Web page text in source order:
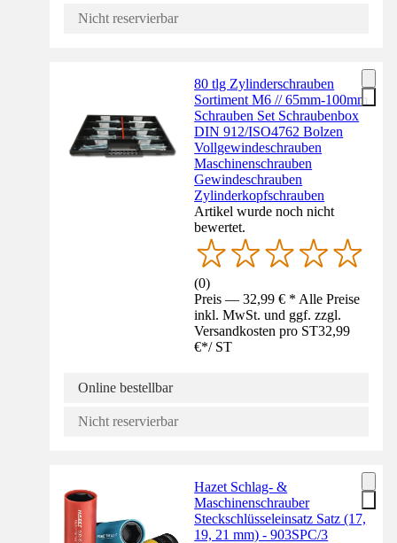
Nicht reservierbar
80 tlg Zylinderschrauben
Sortiment M6 // 65mm-100mm
Schrauben Set Schraubenbox
DIN 912/ISO4762 Bolzen
Vollgewindeschrauben
Maschinenschrauben
Gewindeschrauben
Zylinderkopfschrauben
Artikel wurde noch nicht
bewertet.
(0)
Preis — 32,99 € * Alle Preise
inkl. MwSt. und ggf. zzgl.
Versandkosten pro ST32,99
€*/ ST
Online bestellbar
Nicht reservierbar
Hazet Schlag- &
Maschinenschrauber
Steckschlüsseleinsatz Satz (17,
19, 21 mm) - 903SPC/3